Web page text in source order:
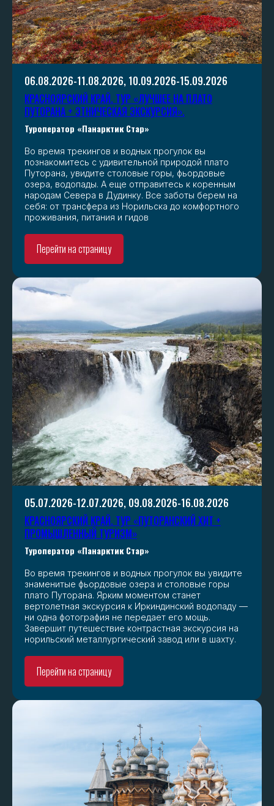
06.08.2026-11.08.2026, 10.09.2026-15.09.2026
КРАСНОЯРСКИЙ КРАЙ. ТУР «ЛУЧШЕЕ НА ПЛАТО
ПУТОРАНА + ЭТНИЧЕСКАЯ ЭКСКУРСИЯ».
Туроператор «Панарктик Стар»
Во время трекингов и водных прогулок вы
познакомитесь с удивительной природой плато
Путорана, увидите столовые горы, фьордовые
озера, водопады. А еще отправитесь к коренным
народам Севера в Дудинку. Все заботы берем на
себя: от трансфера из Норильска до комфортного
проживания, питания и гидов
Перейти на страницу
05.07.2026-12.07.2026, 09.08.2026-16.08.2026
КРАСНОЯРСКИЙ КРАЙ. ТУР «ПУТОРАНСКИЙ ХИТ +
ПРОМЫШЛЕННЫЙ ТУРИЗМ»
Туроператор «Панарктик Стар»
Во время трекингов и водных прогулок вы увидите
знаменитые фьордовые озера и столовые горы
плато Путорана. Ярким моментом станет
вертолетная экскурсия к Иркиндинский водопаду —
ни одна фотография не передает его мощь.
Завершит путешествие контрастная экскурсия на
норильский металлургический завод или в шахту.
Перейти на страницу